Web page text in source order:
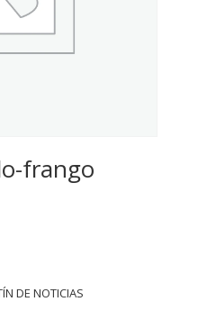
frango
DE NOTICIAS